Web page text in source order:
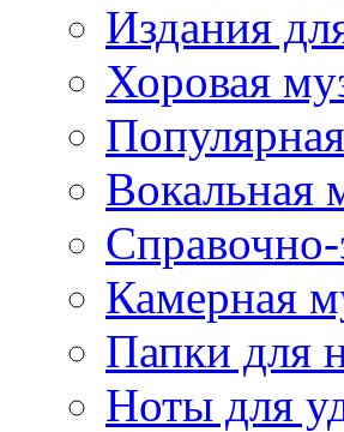
Издания
Хоровая
Вокальная
Камерная
Папки для
Ноты для